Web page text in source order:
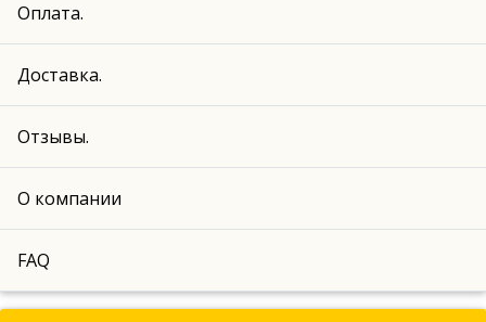
Оплата.
Доставка.
Отзывы.
О компании
FAQ